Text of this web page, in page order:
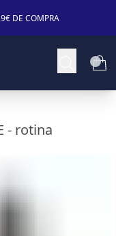
DE COMPRA
- rotina